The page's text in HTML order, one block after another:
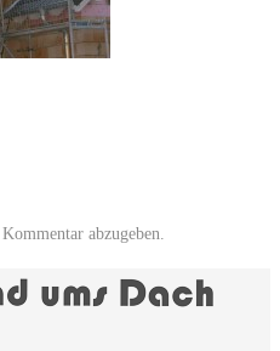
abzugeben.